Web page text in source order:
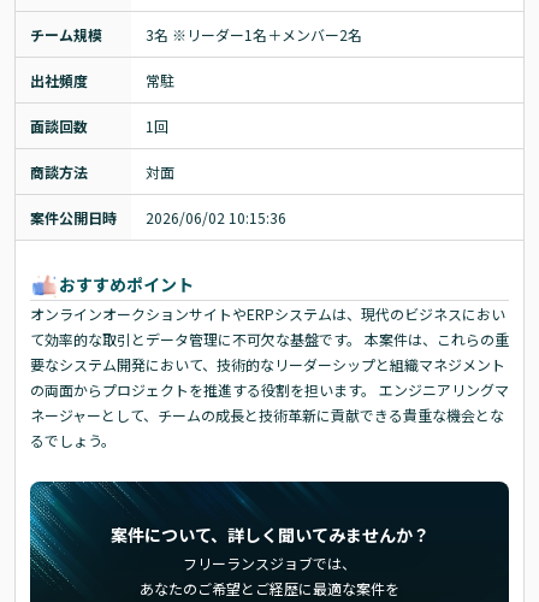
チーム規模 3名 ※リーダー1名＋メンバー2名
出社頻度 常駐
面談回数 1回
商談方法 対面
案件公開日時 2026/06/02 10:15:36
おすすめポイント
オンラインオークションサイトやERPシステムは、現代のビジネスにおい
て効率的な取引とデータ管理に不可欠な基盤です。 本案件は、これらの重
要なシステム開発において、技術的なリーダーシップと組織マネジメント
の両面からプロジェクトを推進する役割を担います。 エンジニアリングマ
ネージャーとして、チームの成長と技術革新に貢献できる貴重な機会とな
るでしょう。
案件について、詳しく聞いてみませんか？
フリーランスジョブでは、
あなたのご希望とご経歴に最適な案件を